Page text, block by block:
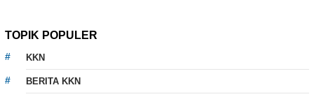
TOPIK POPULER
KKN
BERITA KKN